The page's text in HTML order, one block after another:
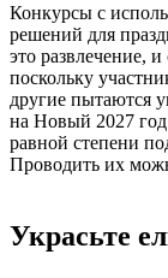
Конкурсы с
решений для
это развлечение,
поскольку
другие пытаются
на Новый 2027
равной степени
Проводить их
Украсьте